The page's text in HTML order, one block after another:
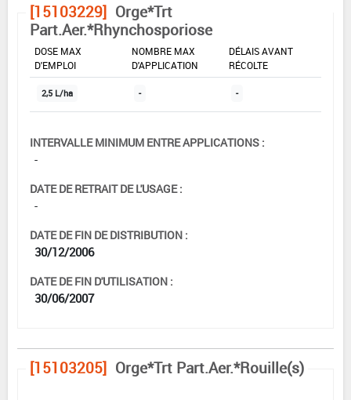
[15103229] Orge*Trt
Part.Aer.*Rhynchosporiose
DOSE MAX
D'EMPLOI
NOMBRE MAX
D'APPLICATION
DÉLAIS AVANT
RÉCOLTE
2,5 L/ha - -
INTERVALLE MINIMUM ENTRE APPLICATIONS :
-
DATE DE RETRAIT DE L'USAGE :
-
DATE DE FIN DE DISTRIBUTION :
30/12/2006
DATE DE FIN D'UTILISATION :
30/06/2007
[15103205] Orge*Trt Part.Aer.*Rouille(s)